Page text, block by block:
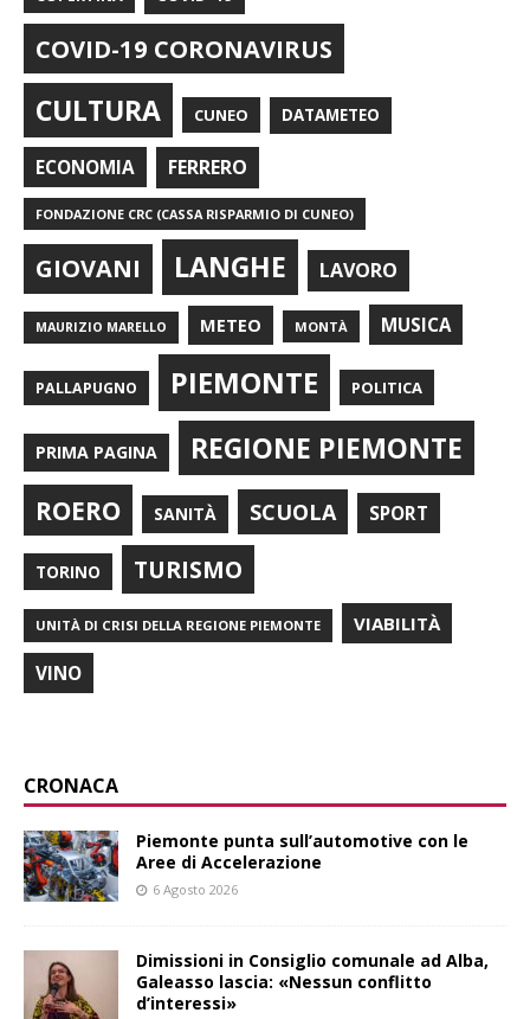
COVID-19 CORONAVIRUS
CULTURA CUNEO DATAMETEO
ECONOMIA FERRERO
FONDAZIONE CRC (CASSA RISPARMIO DI CUNEO)
GIOVANI LANGHE LAVORO
MAURIZIO MARELLO METEO MONTÀ MUSICA
PALLAPUGNO PIEMONTE POLITICA
PRIMA PAGINA REGIONE PIEMONTE
ROERO SANITÀ SCUOLA SPORT
TORINO TURISMO
UNITÀ DI CRISI DELLA REGIONE PIEMONTE VIABILITÀ
VINO
CRONACA
Piemonte punta sull’automotive con le
Aree di Accelerazione
6 Agosto 2026
Dimissioni in Consiglio comunale ad Alba,
Galeasso lascia: «Nessun conflitto
d’interessi»